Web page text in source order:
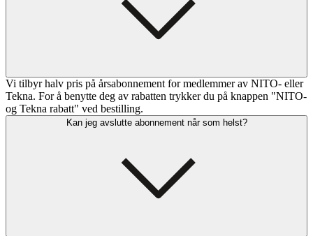
Vi tilbyr halv pris på årsabonnement for medlemmer av NITO- eller
Tekna. For å benytte deg av rabatten trykker du på knappen "NITO-
og Tekna rabatt" ved bestilling.
Kan jeg avslutte abonnement når som helst?